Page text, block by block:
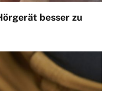
besser zu